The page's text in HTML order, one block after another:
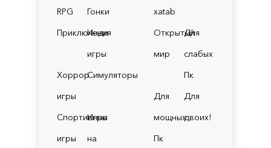
RPG
Гонки
Приключения
Инди
игры
Хоррор
игры
Симуляторы
Спортивные
игры
Игры
на
xatab
Открытый
мир
Для
слабых
Пк
Для
мощных
Пк
Для
двоих!